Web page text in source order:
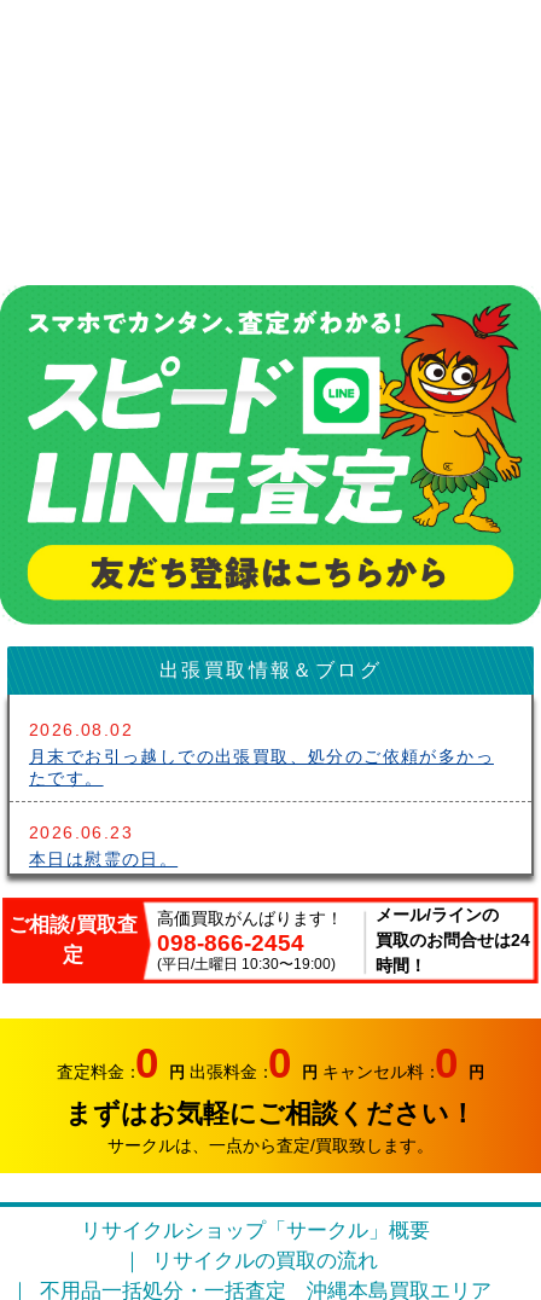
出張買取情報＆ブログ
2026.08.02
月末でお引っ越しでの出張買取、処分のご依頼が多かっ
たです。
2026.06.23
本日は慰霊の日。
2026.06.14
こんにちはサークルです。梅雨が長いですね～。雨の中
出張買取頑張ってます。
2026.06.07
り強化中です。
2026.05.17
おはようございます。リサイクルカンパニー サークル
2026.04.12
お久しぶりです。リサイクルカンパニー サークルで
ご相談/買取査
定
高価買取がんばります！
098-866-2454
(平日/土曜日 10:30〜19:00)
メール/ラインの
買取のお問合せは24
時間！
査定料金：0 円 出張料金：0 円 キャンセル料：0 円
まずはお気軽にご相談ください！
サークルは、一点から査定/買取致します。
リサイクルショップ「サークル」概要
リサイクルの買取の流れ
不用品一括処分・一括査定
沖縄本島買取エリア